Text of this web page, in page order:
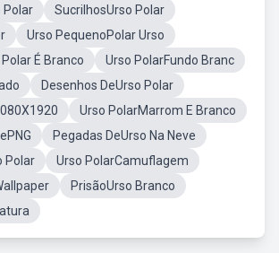
Polar
SucrilhosUrso Polar
Urso PequenoPolar Urso
É Branco
Urso PolarFundo Branc
Desenhos DeUrso Polar
Urso PolarMarrom E Branco
Pegadas DeUrso Na Neve
Polar
Urso PolarCamuflagem
PrisãoUrso Branco